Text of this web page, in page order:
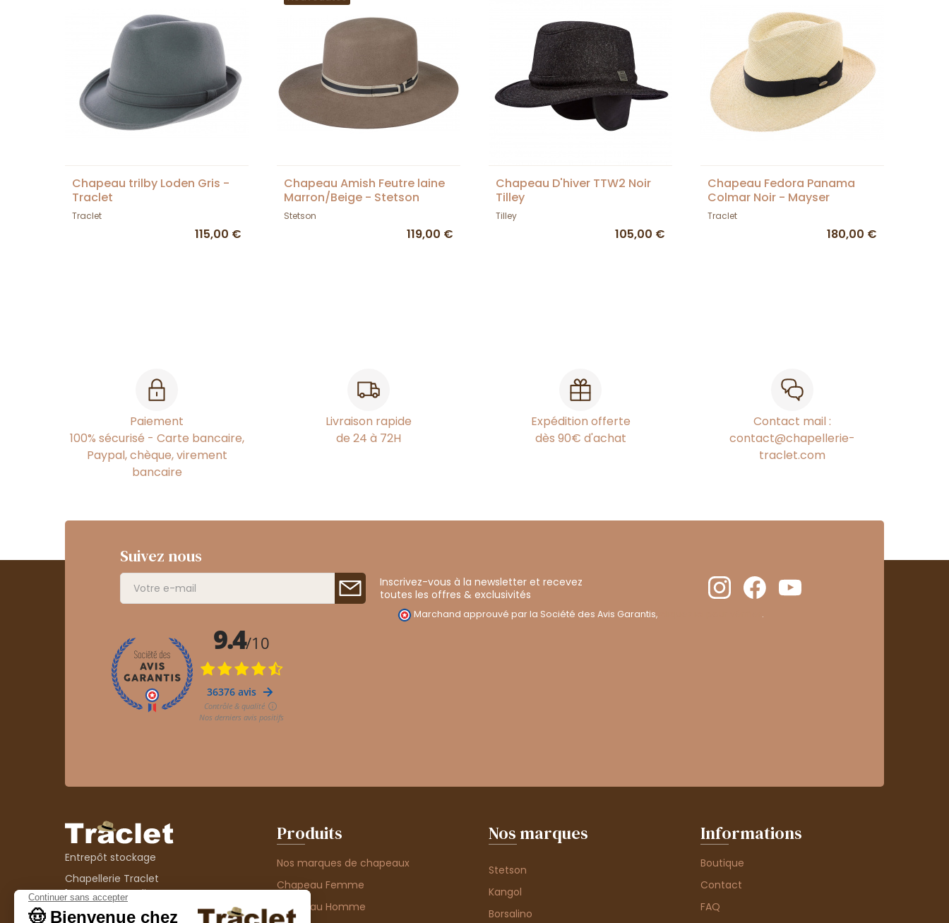
Chapeau trilby Loden Gris -
Traclet
Traclet
115,00 €
Chapeau Amish Feutre laine
Marron/Beige - Stetson
Stetson
119,00 €
Chapeau D'hiver TTW2 Noir
Tilley
Tilley
105,00 €
Chapeau Fedora Panama
Colmar Noir - Mayser
Traclet
180,00 €
Paiement
100% sécurisé - Carte bancaire,
Paypal, chèque, virement
bancaire
Livraison rapide
de 24 à 72H
Expédition offerte
dès 90€ d'achat
Contact mail :
contact@chapellerie-
traclet.com
Suivez nous
Inscrivez-vous à la newsletter et recevez
toutes les offres & exclusivités
Marchand approuvé par la Société des Avis Garantis, .
Entrepôt stockage
Chapellerie Traclet
14 Impasse Bardin
42300 Roanne
Produits
Nos marques de chapeaux
Chapeau Femme
Chapeau Homme
Nos marques
Stetson
Kangol
Borsalino
Informations
Boutique
Contact
FAQ